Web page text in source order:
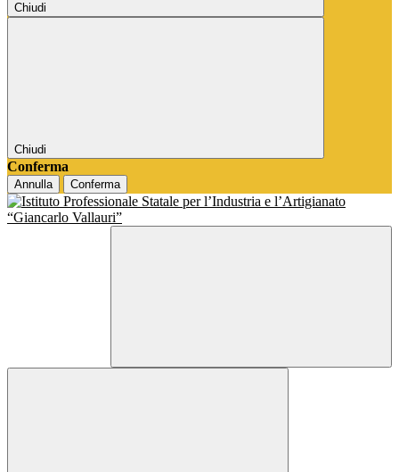
Chiudi
Chiudi
Conferma
Annulla Conferma